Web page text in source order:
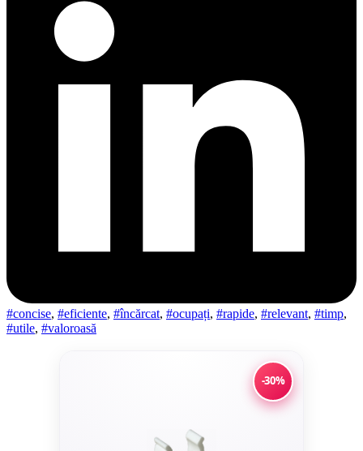
#concise, #eficiente, #încărcat, #ocupați, #rapide, #relevant, #timp,
#utile, #valoroasă
-30%